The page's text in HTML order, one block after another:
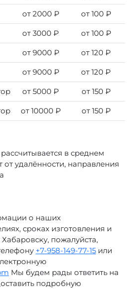
от 2000 ₽ от 100 ₽
от 3000 ₽ от 100 ₽
от 9000 ₽ от 120 ₽
от 9000 ₽ от 120 ₽
от 5000 ₽ от 150 ₽
от 10000 ₽ от 150 ₽
в среднем
от удалённости, направления
о наших
сроках изготовления и
пожалуйста,
+7-958-149-77-15 или
Мы будем рады ответить на
подробную